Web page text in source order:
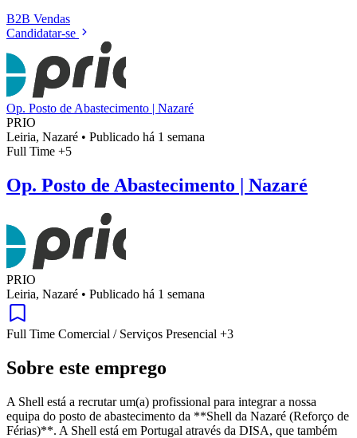
B2B Vendas
Candidatar-se
Op. Posto de Abastecimento | Nazaré
PRIO
Leiria, Nazaré • Publicado há 1 semana
Full Time +5
Op. Posto de Abastecimento | Nazaré
PRIO
Leiria, Nazaré • Publicado há 1 semana
Full Time Comercial / Serviços Presencial +3
Sobre este emprego
A Shell está a recrutar um(a) profissional para integrar a nossa
equipa do posto de abastecimento da **Shell da Nazaré (Reforço de
Férias)**. A Shell está em Portugal através da DISA, que também